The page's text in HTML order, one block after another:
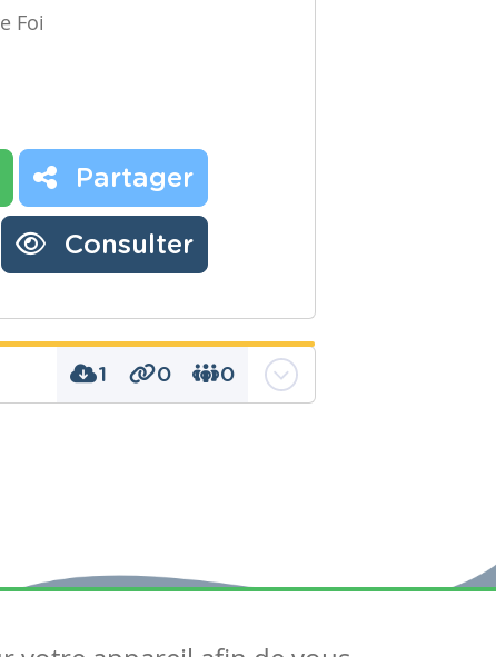
Foi
Partager
Consulter
1 0 0
dame rose" savoir